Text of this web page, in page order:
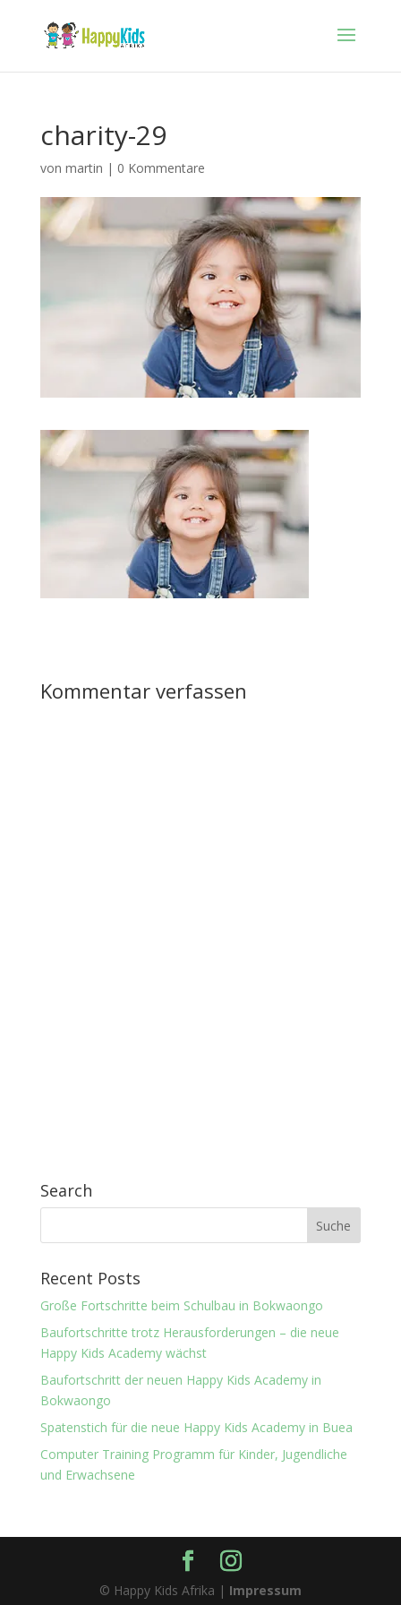
charity-29
von martin | 0 Kommentare
Kommentar verfassen
Search
Recent Posts
Große Fortschritte beim Schulbau in Bokwaongo
Baufortschritte trotz Herausforderungen – die neue
Happy Kids Academy wächst
Baufortschritt der neuen Happy Kids Academy in
Bokwaongo
Spatenstich für die neue Happy Kids Academy in Buea
Computer Training Programm für Kinder, Jugendliche
und Erwachsene
© Happy Kids Afrika | Impressum